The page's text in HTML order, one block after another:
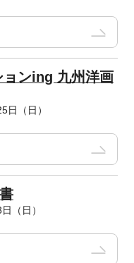
ョンing 九州洋画
日（日）
（日）